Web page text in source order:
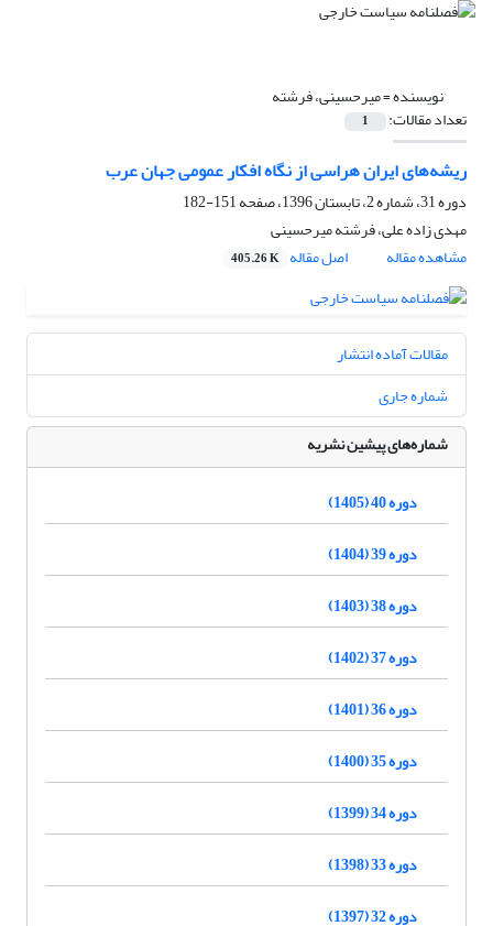
نویسنده =میرحسینی، فرشته
تعداد مقالات: 1
ریشه‌های ایران هراسی از نگاه افکار عمومی جهان عرب
دوره 31، شماره 2، تابستان 1396، صفحه
151-182
مهدی زاده علی، فرشته میرحسینی
مشاهده مقاله
اصل مقاله 405.26 K
مقالات آماده انتشار
شماره جاری
شماره‌های پیشین نشریه
دوره 40 (1405)
دوره 39 (1404)
دوره 38 (1403)
دوره 37 (1402)
دوره 36 (1401)
دوره 35 (1400)
دوره 34 (1399)
دوره 33 (1398)
دوره 32 (1397)